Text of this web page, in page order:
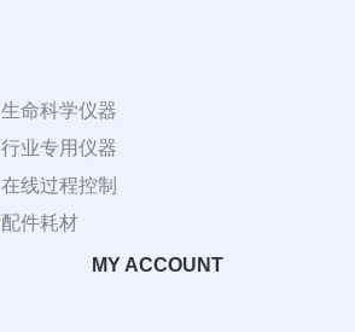
生命科学仪器
行业专用仪器
在线过程控制
配件耗材
MY ACCOUNT